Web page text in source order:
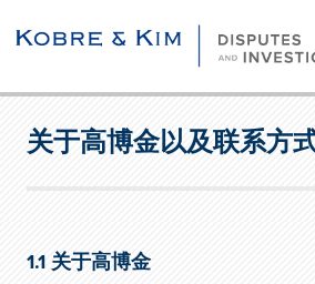
关于高博金以及联系方
1.1 关于高博金